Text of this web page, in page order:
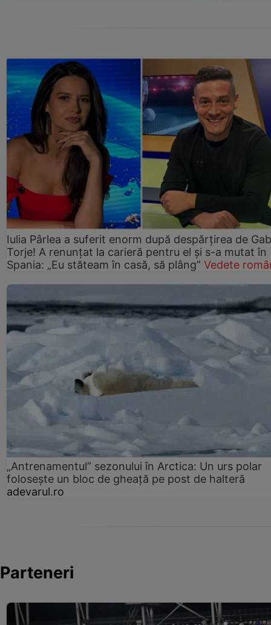
Iulia Pârlea a suferit enorm după despărțirea de
Torje! A renunțat la carieră pentru el și s-a mutat în
Spania: „Eu stăteam în casă, să plâng” Vedete
„Antrenamentul” sezonului în Arctica: Un urs polar
folosește un bloc de gheață pe post de halteră
adevarul.ro
Parteneri